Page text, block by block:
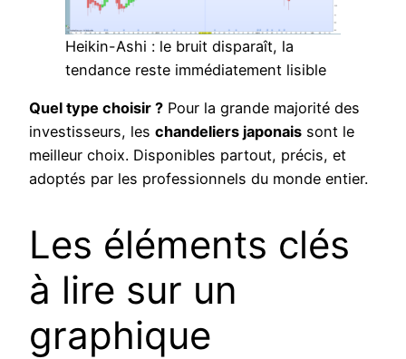
Heikin-Ashi : le bruit disparaît, la
tendance reste immédiatement lisible
Quel type choisir ? Pour la grande majorité des
investisseurs, les chandeliers japonais sont le
meilleur choix. Disponibles partout, précis, et
adoptés par les professionnels du monde entier.
Les éléments clés
à lire sur un
graphique